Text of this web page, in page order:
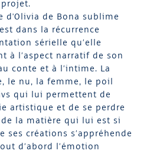
d'Olivia de Bona sublime
dans la récurrence
sérielle qu’elle
à l’aspect narratif de son
conte et à l’intime. La
le nu, la femme, le poil
qui lui permettent de
artistique et de se perdre
la matière qui lui est si
ses créations s’appréhende
d’abord l’émotion